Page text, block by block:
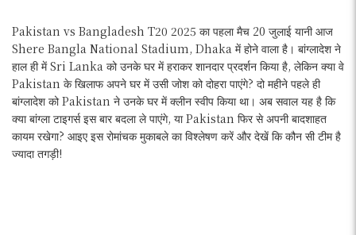
Pakistan vs Bangladesh T20 2025 का पहला मैच 20 जुलाई यानी आज
Shere Bangla National Stadium, Dhaka में होने वाला है। बांग्लादेश ने
हाल ही में Sri Lanka को उनके घर में हराकर शानदार प्रदर्शन किया है, लेकिन क्या वे
Pakistan के खिलाफ अपने घर में उसी जोश को दोहरा पाएंगे? दो महीने पहले ही
बांग्लादेश को Pakistan ने उनके घर में क्लीन स्वीप किया था। अब सवाल यह है कि
क्या बांग्ला टाइगर्स इस बार बदला ले पाएंगे, या Pakistan फिर से अपनी बादशाहत
कायम रखेगा? आइए इस रोमांचक मुकाबले का विश्लेषण करें और देखें कि कौन सी टीम है
ज्यादा तगड़ी!